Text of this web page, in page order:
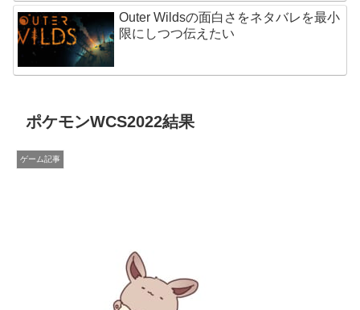
Outer Wildsの面白さをネタバレを最小
限にしつつ伝えたい
ポケモンWCS2022結果
ゲーム記事